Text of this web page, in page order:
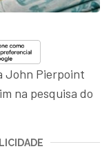
John Pierpoint
na pesquisa do